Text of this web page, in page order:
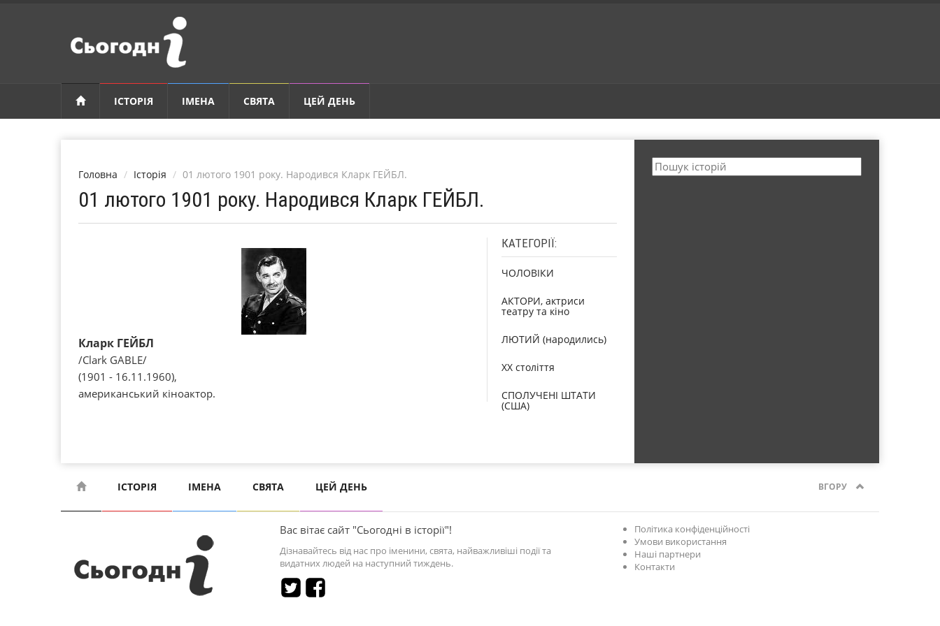
ІСТОРІЯ ІМЕНА СВЯТА ЦЕЙ ДЕНЬ
Головна Історія 01 лютого 1901 року. Народився Кларк ГЕЙБЛ.
01 лютого 1901 року. Народився Кларк ГЕЙБЛ.
Кларк ГЕЙБЛ
/Clark GABLE/
(1901 - 16.11.1960),
американський кіноактор.
КАТЕГОРІЇ:
ЧОЛОВІКИ
АКТОРИ, актриси
театру та кіно
ЛЮТИЙ (народились)
XX століття
СПОЛУЧЕНІ ШТАТИ
(США)
ІСТОРІЯ ІМЕНА СВЯТА ЦЕЙ ДЕНЬ ВГОРУ
Вас вітає сайт "Сьогодні в історії"!
Дізнавайтесь від нас про іменини, свята, найважливіші події та
видатних людей на наступний тиждень.
Політика конфіденційності
Умови використання
Наші партнери
Контакти